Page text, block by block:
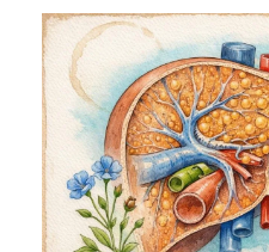
Esperanto
Frysk
Ślōnskŏ gŏdka
Norsk bokmål